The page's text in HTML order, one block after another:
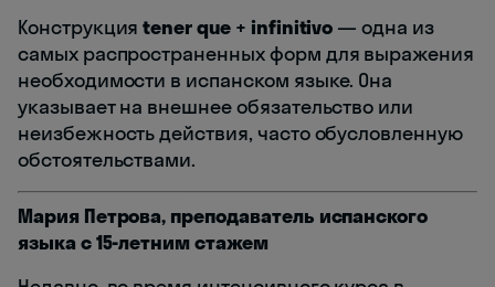
Конструкцияtener que + infinitivo — одна из
самых распространенных форм для выражения
необходимости в испанском языке. Она
указывает на внешнее обязательство или
неизбежность действия, часто обусловленную
обстоятельствами.
Мария Петрова, преподаватель испанского
языка с 15-летним стажем